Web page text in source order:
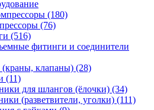
(180)
(76)
(516)
фитинги и соединители
клапаны) (28)
(11)
для шлангов (ёлочки) (34)
(разветвители, уголки) (111)